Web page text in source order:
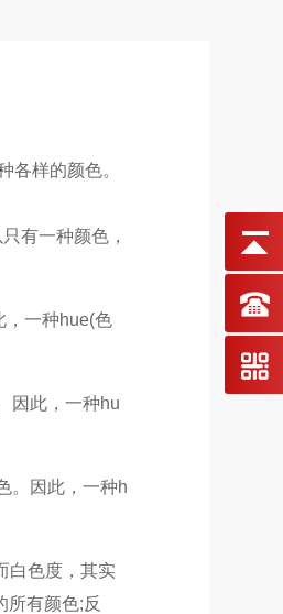
各样的颜色。
有一种颜色，
，一种hue(色
因此，一种hu
。因此，一种h
白色度，其实
所有颜色;反